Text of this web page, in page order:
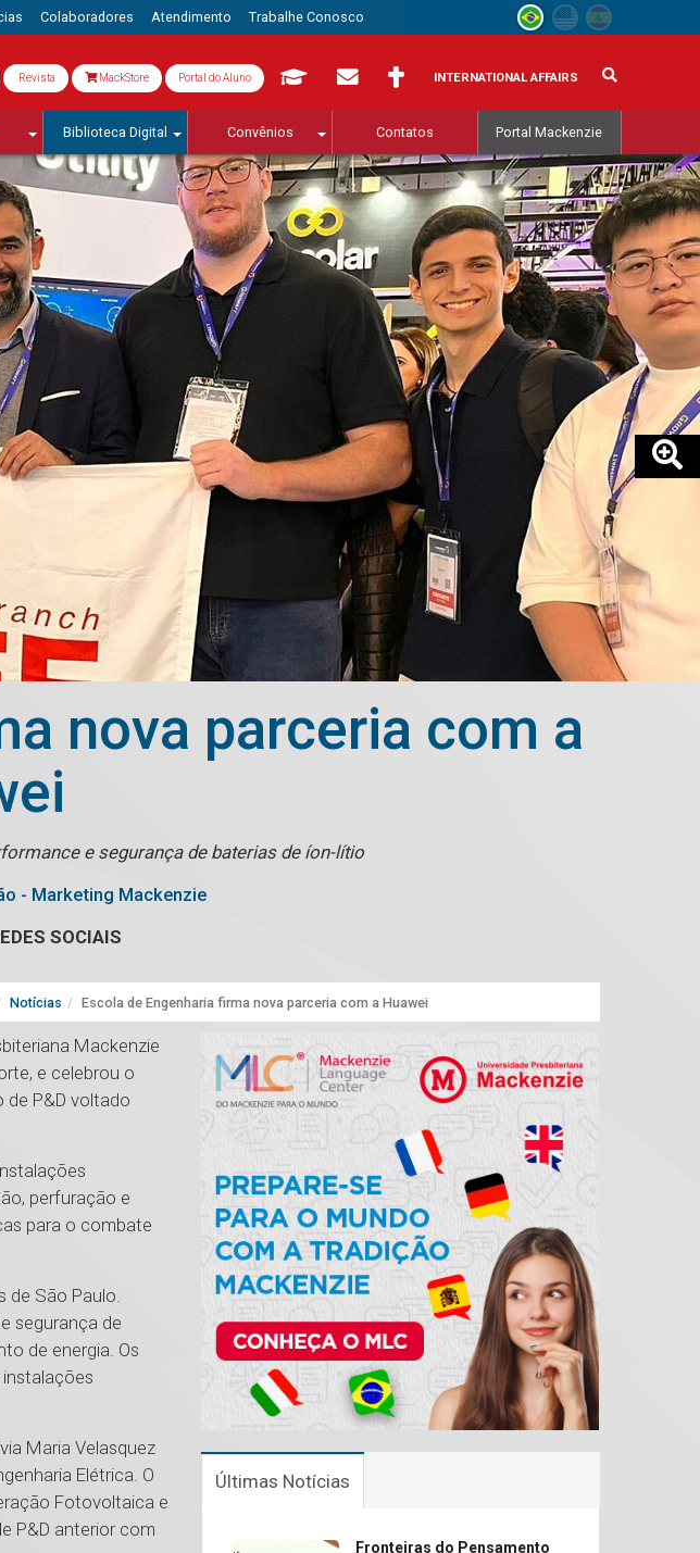
Colaboradores Atendimento Trabalhe Conosco
Revista MackStore Portal do Aluno INTERNATIONAL AFFAIRS
Biblioteca Digital Convênios Contatos Portal Mackenzie
nova parceria com a
e segurança de baterias de íon-lítio
- Marketing Mackenzie
SOCIAIS
Notícias Escola de Engenharia firma nova parceria com a Huawei
Mackenzie
e celebrou o
de P&D voltado
perfuração e
para o combate
de São Paulo.
segurança de
de energia. Os
Maria Velasquez
Elétrica. O
Fotovoltaica e
P&D anterior com
Últimas Notícias
Fronteiras do Pensamento